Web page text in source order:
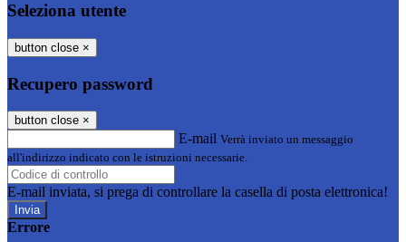
Seleziona utente
button close ×
Recupero password
button close ×
E-mail Verrà inviato un messaggio
all'indirizzo indicato con le istruzioni necessarie.
E-mail inviata, si prega di controllare la casella di posta elettronica!
Errore